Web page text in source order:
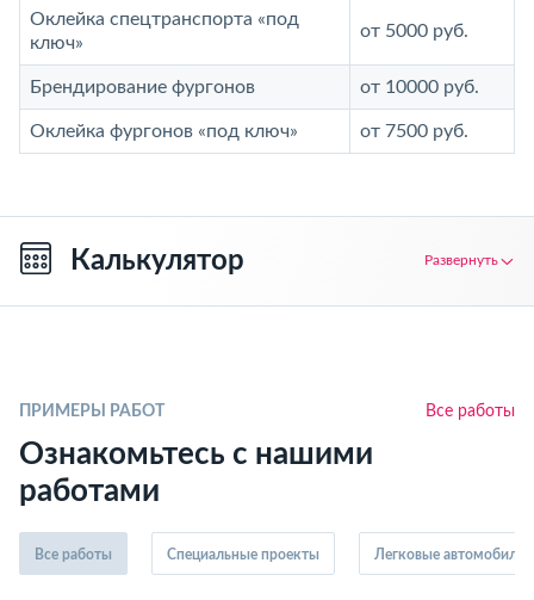
Оклейка спецтранспорта «под
ключ»
от 5000 руб.
Брендирование фургонов от 10000 руб.
Оклейка фургонов «под ключ» от 7500 руб.
Калькулятор Развернуть
ПРИМЕРЫ РАБОТ Все работы
Ознакомьтесь с нашими
работами
Все работы Специальные проекты Легковые автомобили